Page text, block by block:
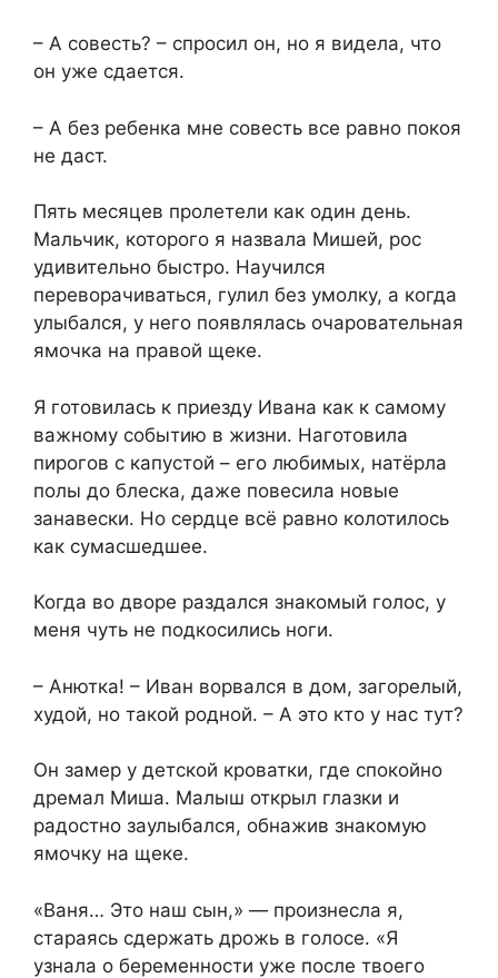
– А совесть? – спросил он, но я видела, что
он уже сдается.
– А без ребенка мне совесть все равно покоя
не даст.
Пять месяцев пролетели как один день.
Мальчик, которого я назвала Мишей, рос
удивительно быстро. Научился
переворачиваться, гулил без умолку, а когда
улыбался, у него появлялась очаровательная
ямочка на правой щеке.
Я готовилась к приезду Ивана как к самому
важному событию в жизни. Наготовила
пирогов с капустой – его любимых, натёрла
полы до блеска, даже повесила новые
занавески. Но сердце всё равно колотилось
как сумасшедшее.
Когда во дворе раздался знакомый голос, у
меня чуть не подкосились ноги.
– Анютка! – Иван ворвался в дом, загорелый,
худой, но такой родной. – А это кто у нас тут?
Он замер у детской кроватки, где спокойно
дремал Миша. Малыш открыл глазки и
радостно заулыбался, обнажив знакомую
ямочку на щеке.
«Ваня… Это наш сын,» — произнесла я,
стараясь сдержать дрожь в голосе. «Я
узнала о беременности уже после твоего